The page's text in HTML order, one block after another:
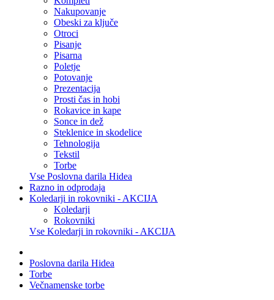
Nakupovanje
Obeski za ključe
Otroci
Pisanje
Pisarna
Poletje
Potovanje
Prezentacija
Prosti čas in hobi
Rokavice in kape
Sonce in dež
Steklenice in skodelice
Tehnologija
Tekstil
Torbe
Vse Poslovna darila Hidea
Razno in odprodaja
Koledarji in rokovniki - AKCIJA
Koledarji
Rokovniki
Vse Koledarji in rokovniki - AKCIJA
Poslovna darila Hidea
Torbe
Večnamenske torbe